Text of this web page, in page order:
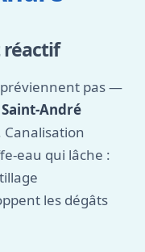
réactif
pas —
André
eau qui lâche :
les dégâts